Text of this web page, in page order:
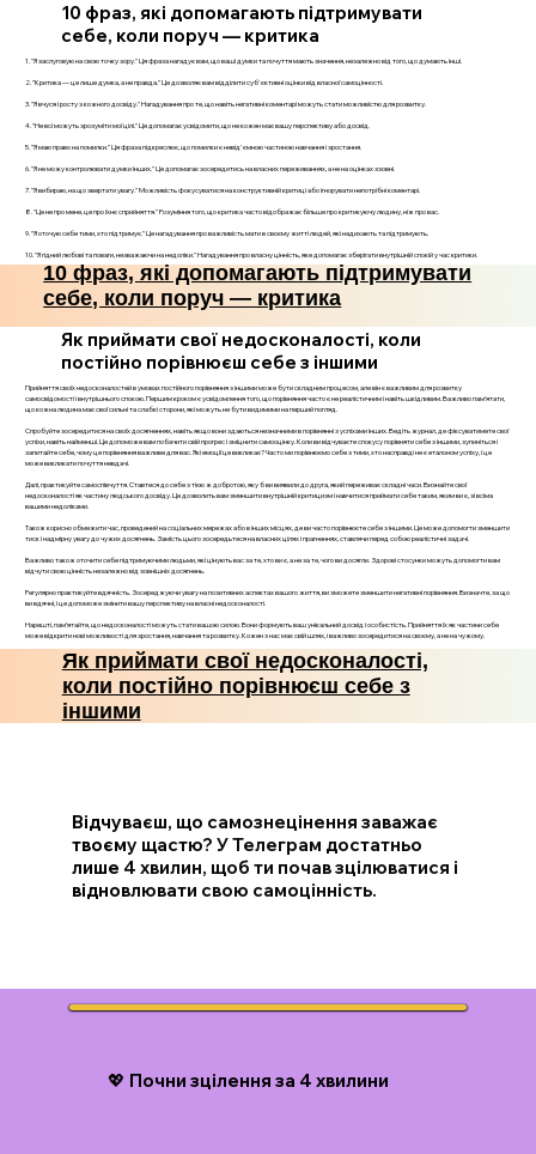
10 фраз, які допомагають підтримувати
себе, коли поруч — критика
1. "Я заслуговую на свою точку зору." Ця фраза нагадує вам, що ваші думки та почуття мають значення, незалежно від того, що думають інші.
2. "Критика — це лише думка, а не правда." Це дозволяє вам відділити суб'єктивні оцінки від власної самоцінності.
3. "Я вчуся і росту з кожного досвіду." Нагадування про те, що навіть негативні коментарі можуть стати можливістю для розвитку.
4. "Не всі можуть зрозуміти мої цілі." Це допомагає усвідомити, що не кожен має вашу перспективу або досвід.
5. "Я маю право на помилки." Ця фраза підкреслює, що помилки є невід'ємною частиною навчання і зростання.
6. "Я не можу контролювати думки інших." Це допомагає зосередитись на власних переживаннях, а не на оцінках ззовні.
7. "Я вибираю, на що звертати увагу." Можливість фокусуватися на конструктивній критиці або ігнорувати непотрібні коментарі.
8. "Це не про мене, це про їхнє сприйняття." Розуміння того, що критика часто відображає більше про критикуючу людину, ніж про вас.
9. "Я оточую себе тими, хто підтримує." Це нагадування про важливість мати в своєму житті людей, які надихають та підтримують.
10. "Я гідний любові та поваги, незважаючи на недоліки." Нагадування про власну цінність, яке допомагає зберігати внутрішній спокій у час критики.
10 фраз, які допомагають підтримувати
себе, коли поруч — критика
Як приймати свої недосконалості, коли
постійно порівнюєш себе з іншими
Прийняття своїх недосконалостей в умовах постійного порівняння з іншими може бути складним процесом, але він є важливим для розвитку
самосвідомості і внутрішнього спокою. Першим кроком є усвідомлення того, що порівняння часто є не реалістичним і навіть шкідливим. Важливо пам’ятати,
що кожна людина має свої сильні та слабкі сторони, які можуть не бути видимими на перший погляд.
Спробуйте зосередитися на своїх досягненнях, навіть якщо вони здаються незначними в порівнянні з успіхами інших. Ведіть журнал, де фіксуватимете свої
успіхи, навіть найменші. Це допоможе вам побачити свій прогрес і зміцнити самооцінку. Коли ви відчуваєте спокусу порівняти себе з іншими, зупиніться і
запитайте себе, чому це порівняння важливе для вас. Які емоції це викликає? Часто ми порівнюємо себе з тими, хто насправді не є еталоном успіху, і це
може викликати почуття невдачі.
Далі, практикуйте самоспівчуття. Ставтеся до себе з тією ж добротою, яку б ви виявили до друга, який переживає складні часи. Визнайте свої
недосконалості як частину людського досвіду. Це дозволить вам зменшити внутрішній критицизм і навчитися приймати себе таким, яким ви є, зі всіма
вашими недоліками.
Також корисно обмежити час, проведений на соціальних мережах або в інших місцях, де ви часто порівнюєте себе з іншими. Це може допомогти зменшити
тиск і надмірну увагу до чужих досягнень. Замість цього зосередьтеся на власних цілях і прагненнях, ставлячи перед собою реалістичні задачі.
Важливо також оточити себе підтримуючими людьми, які цінують вас за те, хто ви є, а не за те, чого ви досягли. Здорові стосунки можуть допомогти вам
відчути свою цінність незалежно від зовнішніх досягнень.
Регулярно практикуйте вдячність. Зосереджуючи увагу на позитивних аспектах вашого життя, ви зможете зменшити негативні порівняння. Визначте, за що
ви вдячні, і це допоможе змінити вашу перспективу на власні недосконалості.
Нарешті, пам’ятайте, що недосконалості можуть стати вашою силою. Вони формують ваш унікальний досвід і особистість. Прийняття їх як частини себе
може відкрити нові можливості для зростання, навчання та розвитку. Кожен з нас має свій шлях, і важливо зосередитися на своєму, а не на чужому.
Як приймати свої недосконалості,
коли постійно порівнюєш себе з
іншими
Відчуваєш, що самознецінення заважає
твоєму щастю? У Телеграм достатньо
лише 4 хвилин, щоб ти почав зцілюватися і
відновлювати свою самоцінність.
💖 Почни зцілення за 4 хвилини